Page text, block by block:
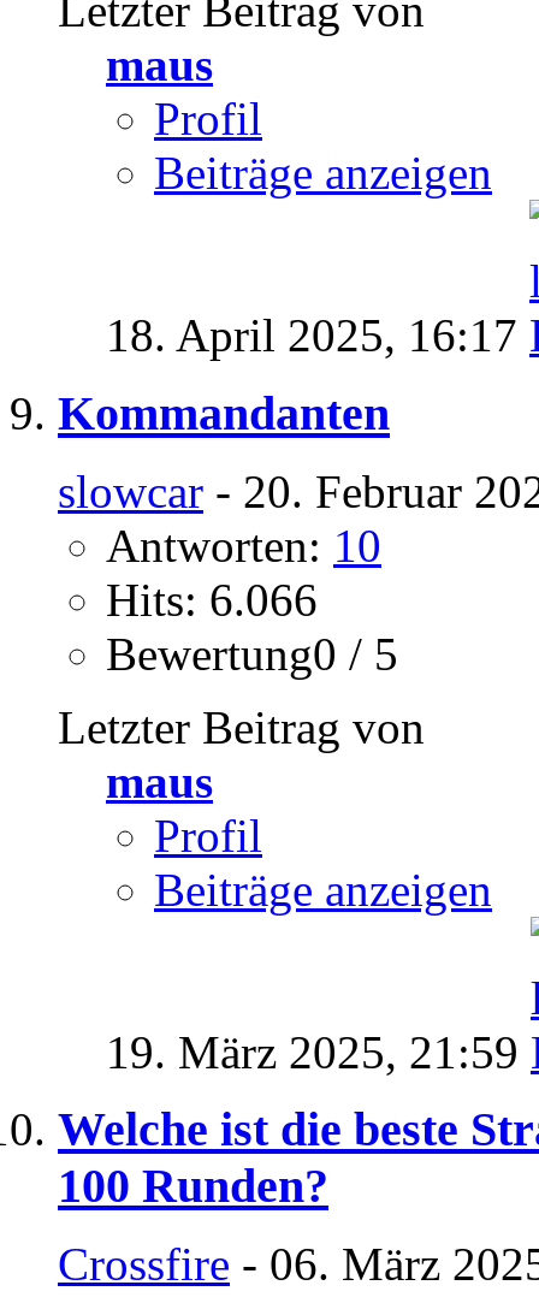
maus
Profil
Beiträge anzeigen
18. April 2025, 16:17
Kommandanten
slowcar - 20. Februar
Antworten: 10
Hits: 6.066
Bewertung0 / 5
Letzter Beitrag von
maus
Profil
Beiträge anzeigen
19. März 2025, 21:59
Welche ist die beste
100 Runden?
Crossfire - 06. März